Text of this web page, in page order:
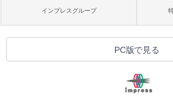
インプレスグループ
PC版で見る